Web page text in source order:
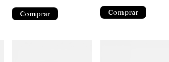
Comprar Comprar